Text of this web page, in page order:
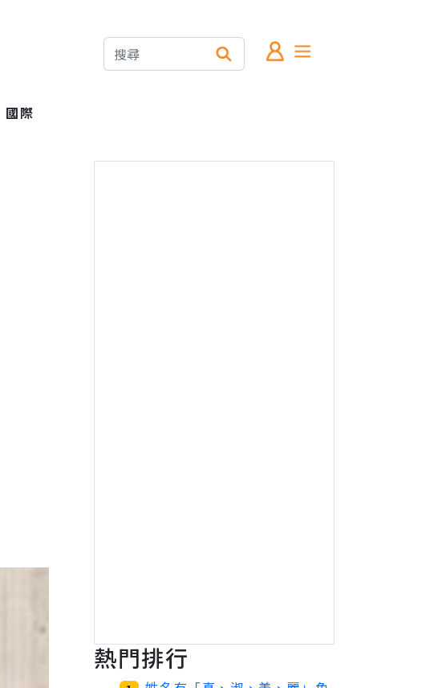
國際
熱門排行